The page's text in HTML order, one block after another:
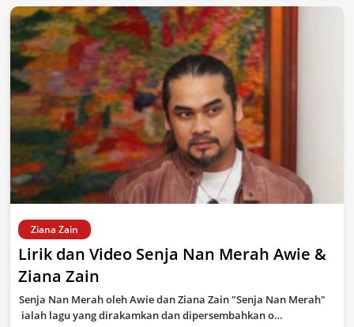
Ziana Zain
Lirik dan Video Senja Nan Merah Awie &
Ziana Zain
Senja Nan Merah oleh Awie dan Ziana Zain "Senja Nan Merah"
ialah lagu yang dirakamkan dan dipersembahkan o…